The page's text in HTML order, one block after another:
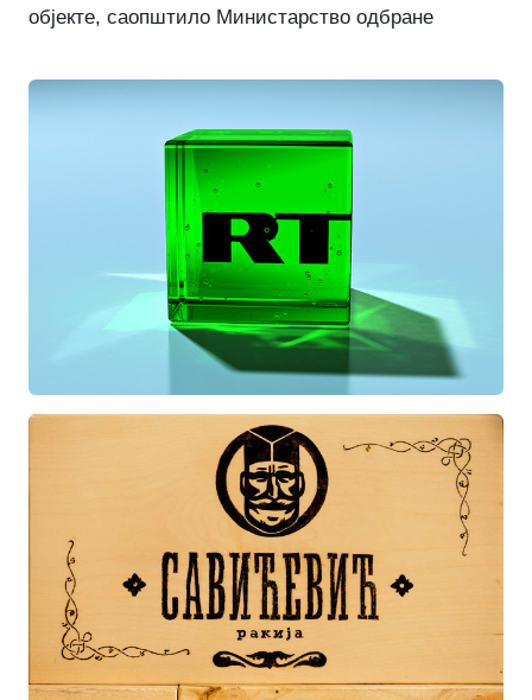
објекте, саопштило Министарство одбране